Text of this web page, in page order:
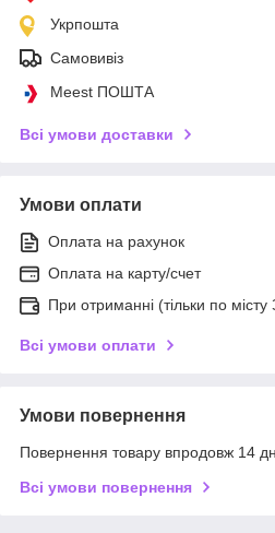
Укрпошта
Самовивіз
Meest ПОШТА
Всі умови доставки
Умови оплати
Оплата на рахунок
Оплата на карту/счет
При отриманні (тільки по місту
Всі умови оплати
Умови повернення
Повернення товару впродовж 14
Всі умови повернення